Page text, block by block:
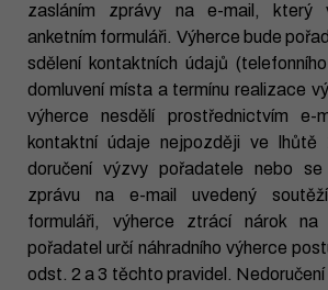
zasláním zprávy na e-mail, který
anketním formuláři. Výherce bude
sdělení kontaktních údajů
domluvení místa a termínu realizace
výherce nesdělí prostřednictvím e-
kontaktní údaje nejpozději ve
doručení výzvy pořadatele nebo se
zprávu na e-mail uvedený
formuláři, výherce ztrácí nárok
pořadatel určí náhradního výherce
odst. 2 a 3 těchto pravidel.